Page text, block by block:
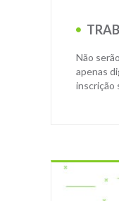
Não
apenas
inscrição